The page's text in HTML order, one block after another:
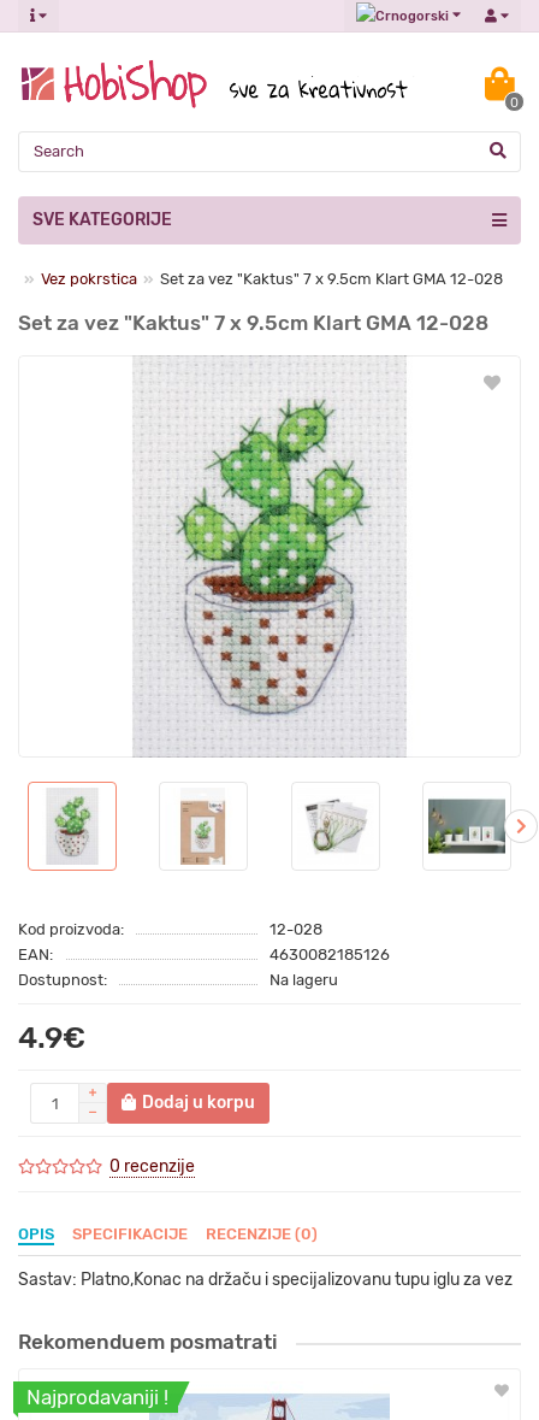
0
SVE KATEGORIJE
Vez pokrstica Set za vez "Kaktus" 7 х 9.5cm Klart GMA 12-028
Set za vez "Kaktus" 7 х 9.5cm Klart GMA 12-028
Kod proizvoda:
12-028
EAN:
4630082185126
Dostupnost:
Na lageru
4.9€
Dodaj u korpu
0 recenzije
OPIS SPECIFIKACIJE RECENZIJE (0)
Sastav: Platno,Konac na držaču i specijalizovanu tupu iglu za vez
Rekomenduem posmatrati
Najprodavaniji !